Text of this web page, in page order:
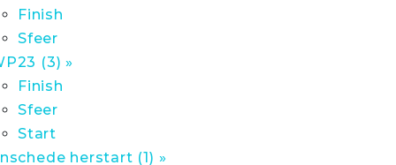
Finish
Sfeer
(3) »
Finish
Sfeer
Start
herstart (1) »